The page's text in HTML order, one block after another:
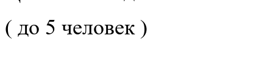
( до 5 человек )